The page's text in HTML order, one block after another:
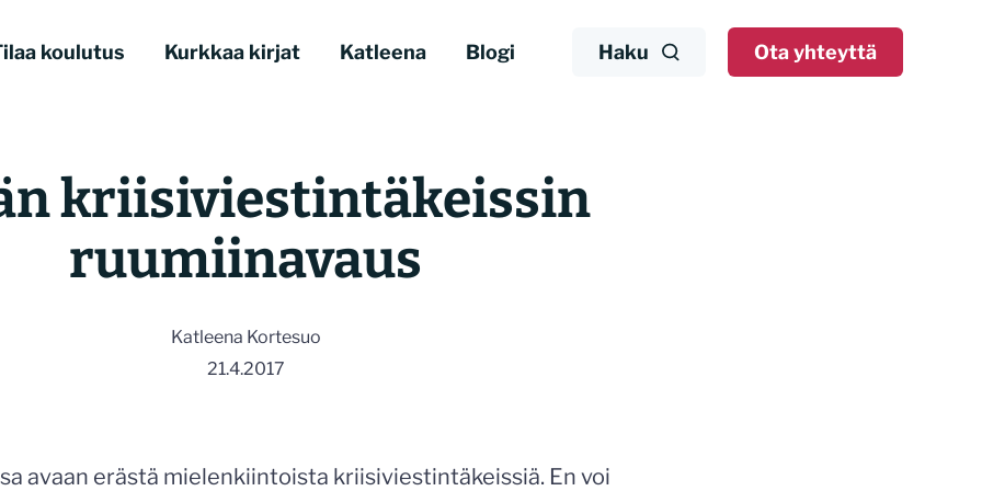
koulutus Kurkkaa kirjat Katleena Blogi Haku Ota yhteyttä
kriisiviestintäkeissin
ruumiinavaus
Katleena Kortesuo
21.4.2017
avaan erästä mielenkiintoista kriisiviestintäkeissiä. En voi